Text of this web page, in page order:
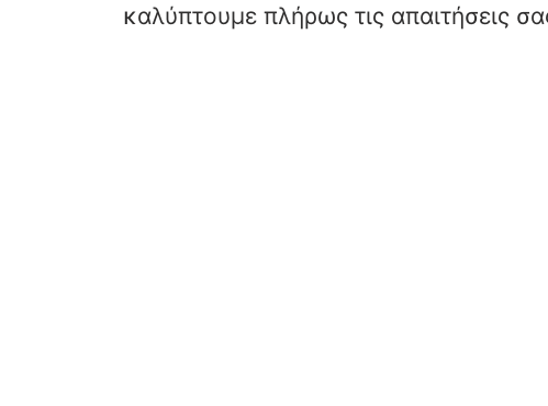
καλύπτουμε πλήρως τις απαιτήσεις